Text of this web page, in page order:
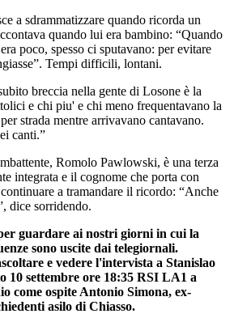
a sdrammatizzare quando ricorda un
quando lui era bambino: “Quando
poco, spesso ci sputavano: per evitare
Tempi difficili, lontani.
breccia nella gente di Losone è la
e chi piu' e chi meno frequentavano la
strada mentre arrivavano cantavano.
canti.”
Romolo Pawlowski, è una terza
integrata e il cognome che porta con
a tramandare il ricordo: “Anche
dice sorridendo.
guardare ai nostri giorni in cui la
sono uscite dai telegiornali.
e vedere l'intervista a Stanislao
10 settembre ore 18:35 RSI LA1 a
come ospite Antonio Simona, ex-
asilo di Chiasso.